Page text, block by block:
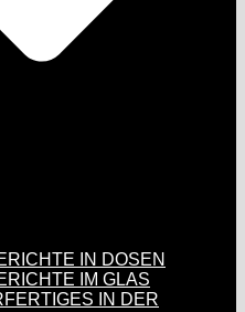
IN DOSEN
IM GLAS
IN DER